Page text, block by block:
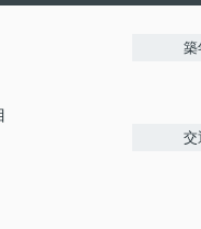
築
交